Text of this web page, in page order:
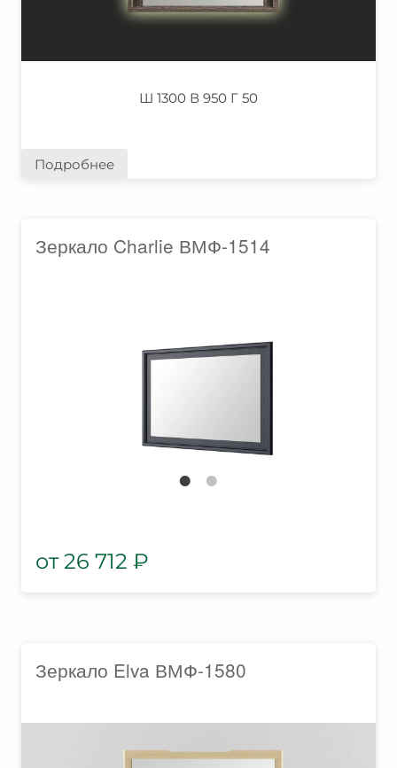
Ш 1300 В 950 Г 50
Подробнее
Зеркало Charlie ВМФ-1514
26 712 ₽
Зеркало Elva ВМФ-1580